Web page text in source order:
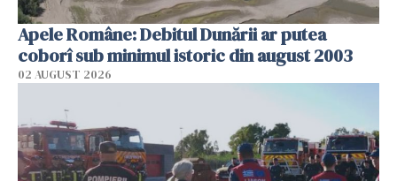
Apele Române: Debitul Dunării ar putea
coborî sub minimul istoric din august 2003
02 AUGUST 2026